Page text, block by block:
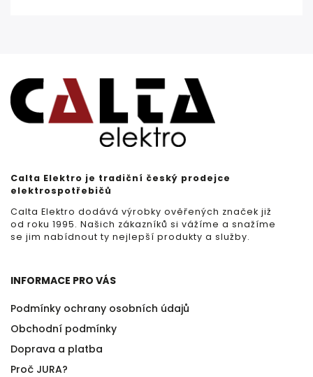
Calta Elektro je tradiční český prodejce
elektrospotřebičů
Calta Elektro dodává výrobky ověřených značek již
od roku 1995. Našich zákazníků si vážíme a snažíme
se jim nabídnout ty nejlepší produkty a služby.
INFORMACE PRO VÁS
Podmínky ochrany osobních údajů
Obchodní podmínky
Doprava a platba
Proč JURA?